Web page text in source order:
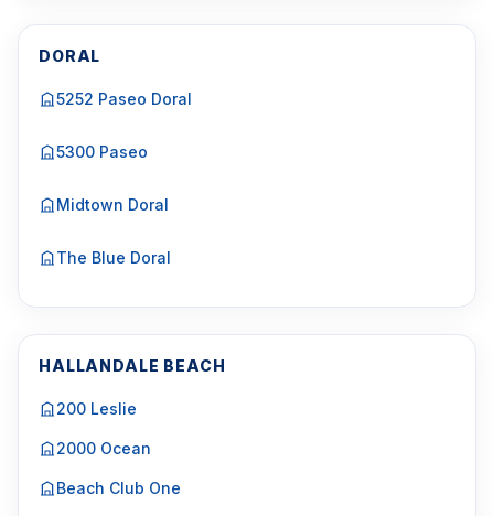
DORAL
5252 Paseo Doral
5300 Paseo
Midtown Doral
The Blue Doral
HALLANDALE BEACH
200 Leslie
2000 Ocean
Beach Club One